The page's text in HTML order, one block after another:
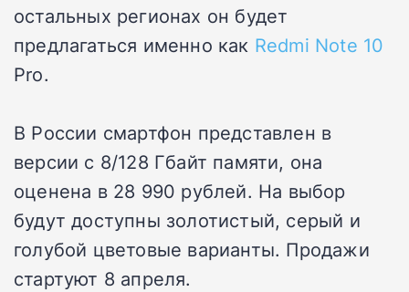
остальных регионах он будет
предлагаться именно как Redmi Note 10
Pro.
В России смартфон представлен в
версии с 8/128 Гбайт памяти, она
оценена в 28 990 рублей. На выбор
будут доступны золотистый, серый и
голубой цветовые варианты. Продажи
стартуют 8 апреля.